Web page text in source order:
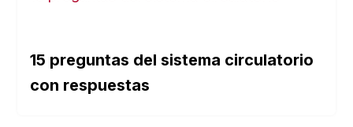
15 preguntas del sistema circulatorio
con respuestas